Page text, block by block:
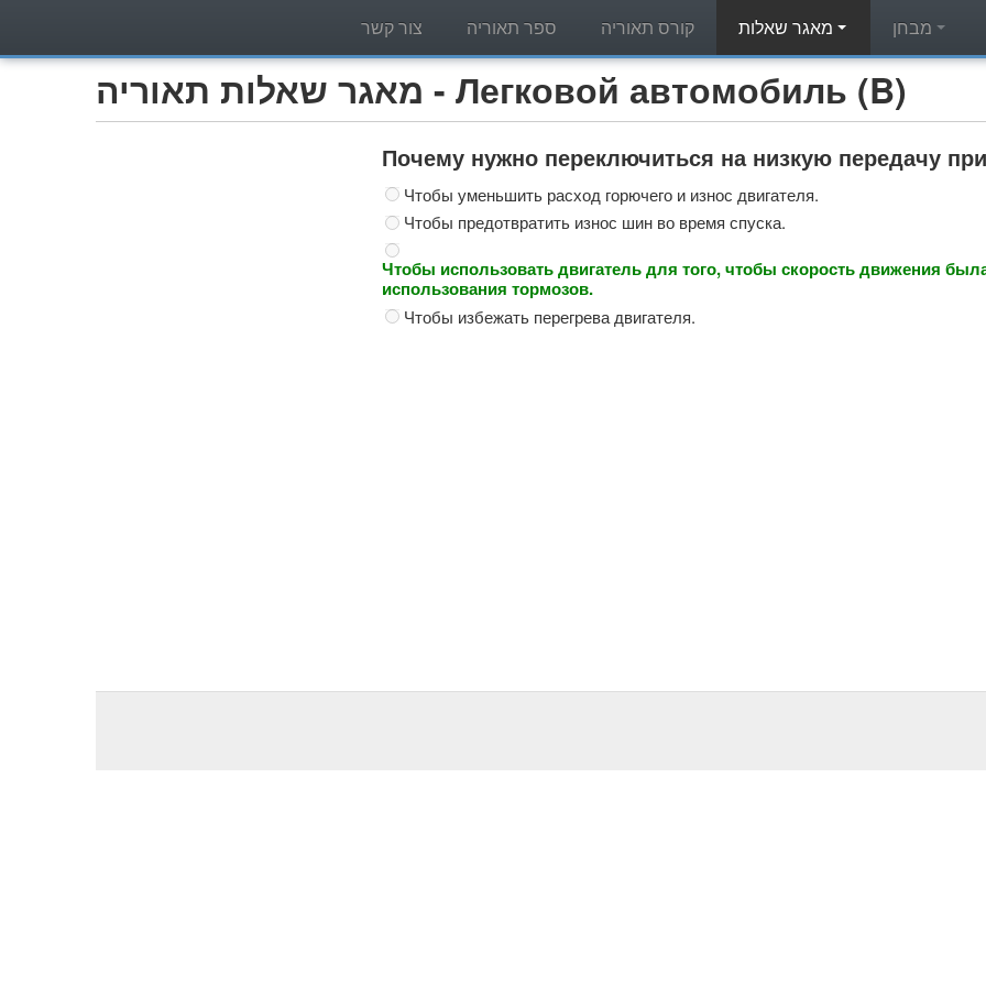
קורס תאוריה ספר תאוריה צור קשר
מאגר שאלות תאוריה - Легковой автомобиль (B)
Почему нужно переключиться на низкую передачу
Чтобы уменьшить расход горючего и износ двигателя.
Чтобы предотвратить износ шин во время спуска.
Чтобы использовать двигатель для того, чтобы скорость движения
использования тормозов.
Чтобы избежать перегрева двигателя.